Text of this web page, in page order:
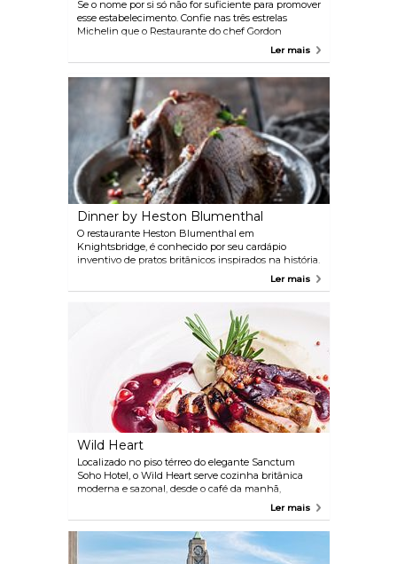
Se o nome por si só não for suficiente para promover
esse estabelecimento. Confie nas três estrelas
Michelin que o Restaurante do chef Gordon
Ramsay conquistou. Localizado em Chelsea, uma
elegante e intimista - sob o olhar magistral da chefe
de cozinha Clare Smyth.
Ler mais
Dinner by Heston Blumenthal
O restaurante Heston Blumenthal em
Knightsbridge, é conhecido por seu cardápio
inventivo de pratos britânicos inspirados na história.
Escolha entre pratos como Salmão Curado Earl Grey
menu de almoço definido ou se dando ao luxo de
sentar na Mesa do Chef que fica diretamente de
frente para a cozinha personalizada do restaurante.
Ler mais
Wild Heart
Localizado no piso térreo do elegante Sanctum
Soho Hotel, o Wild Heart serve cozinha britânica
moderna e sazonal, desde o café da manhã,
passando pelo chá da tarde, até o jantar. O bar, bem
um café, um coquetel à noite ou uma taça de vinho.
Ler mais